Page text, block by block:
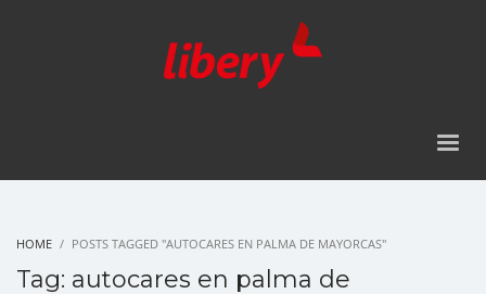
HOME POSTS TAGGED "AUTOCARES EN PALMA DE MAYORCAS"
Tag: autocares en palma de